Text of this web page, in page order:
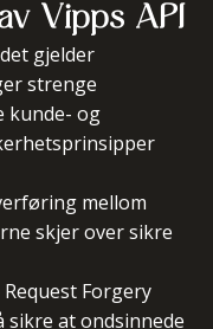
Vipps API
gjelder
strenge
kunde- og
mellom
skjer over sikre
Forgery
at ondsinnede